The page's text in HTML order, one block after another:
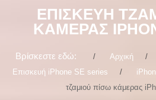
ΕΠΙΣΚΕΥΉ
ΚΆΜΕΡΑΣ
Βρίσκεστε εδώ: Αρχική
Επισκευή iPhone SE series
τζαμιού πίσω κάμερας